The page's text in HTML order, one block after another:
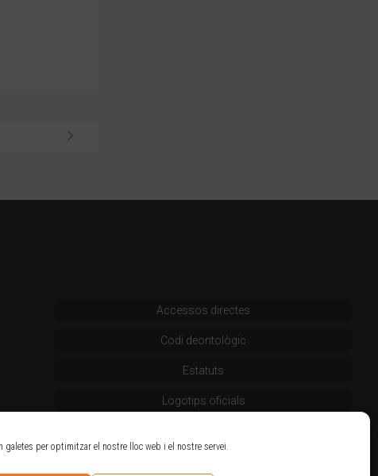
galetes per optimitzar el nostre lloc web i el nostre servei.
Accessos directes
Codi deontològic
Estatuts
Logotips oficials